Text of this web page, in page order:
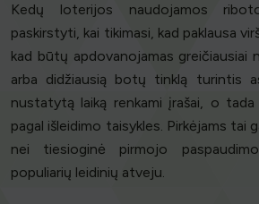
Kedų loterijos naudojamos
paskirstyti, kai tikimasi, kad paklausa
kad būtų apdovanojamas greičiausiai
arba didžiausią botų tinklą turintis
nustatytą laiką renkami įrašai, o
pagal išleidimo taisykles. Pirkėjams tai
nei tiesioginė pirmojo
populiarių leidinių atveju.